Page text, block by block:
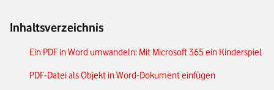
Inhaltsverzeichnis
Ein PDF in Word umwandeln: Mit Microsoft 365 ein Kinderspiel
PDF-Datei als Objekt in Word-Dokument einfügen